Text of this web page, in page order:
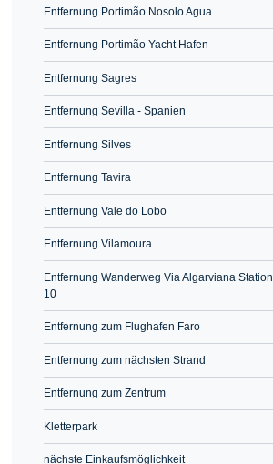
Entfernung Portimão Nosolo Agua
Entfernung Portimão Yacht Hafen
Entfernung Sagres
Entfernung Sevilla - Spanien
Entfernung Silves
Entfernung Tavira
Entfernung Vale do Lobo
Entfernung Vilamoura
Entfernung Wanderweg Via Algarviana Station
10
Entfernung zum Flughafen Faro
Entfernung zum nächsten Strand
Entfernung zum Zentrum
Kletterpark
nächste Einkaufsmöglichkeit